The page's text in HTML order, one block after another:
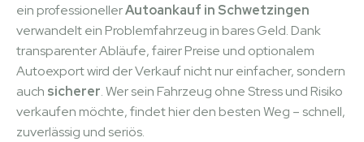
ein professionellerAutoankauf in Schwetzingen
verwandelt ein Problemfahrzeug in bares Geld. Dank
transparenter Abläufe, fairer Preise und optionalem
Autoexport wird der Verkauf nicht nur einfacher, sondern
auch sicherer. Wer sein Fahrzeug ohne Stress und Risiko
verkaufen möchte, findet hier den besten Weg – schnell,
zuverlässig und seriös.